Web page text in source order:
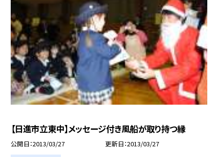
【日進市立東中】メッセージ付き風船が取り持つ縁
公開日 2013/03/27 更新日 2013/03/27